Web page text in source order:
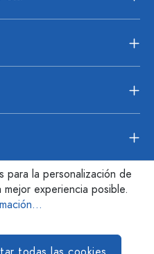
para la personalización de
experiencia posible.